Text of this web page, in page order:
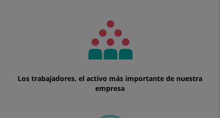
Los trabajadores, el activo más importante de nuestra
empresa